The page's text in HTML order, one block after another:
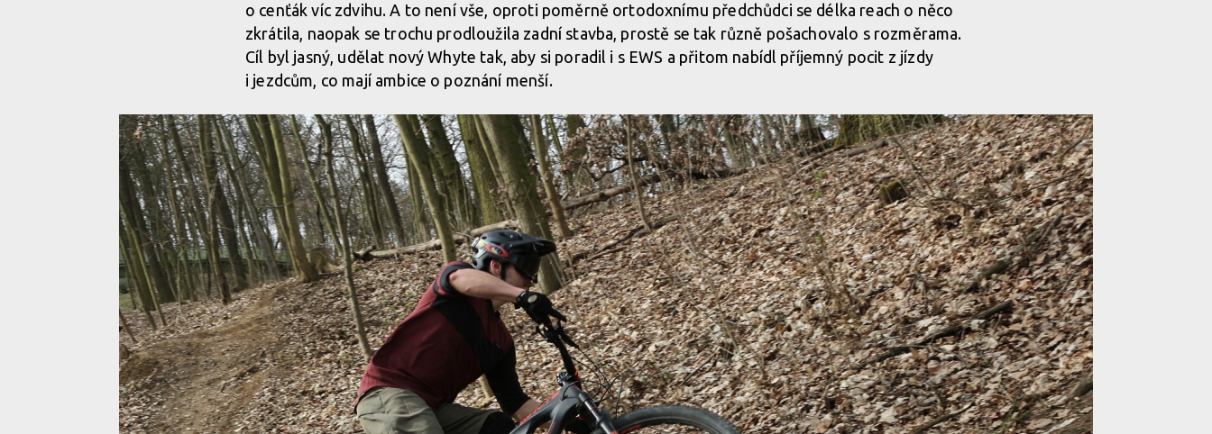
o cenťák víc zdvihu. A to není vše, oproti poměrně ortodoxnímu předchůdci se délka reach o něco
zkrátila, naopak se trochu prodloužila zadní stavba, prostě se tak různě pošachovalo s rozměrama.
Cíl byl jasný, udělat nový Whyte tak, aby si poradil i s EWS a přitom nabídl příjemný pocit z jízdy
i jezdcům, co mají ambice o poznání menší.